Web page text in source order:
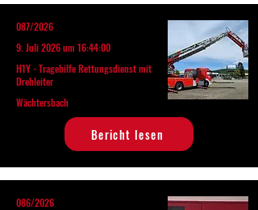
087/2026
9. Juli 2026 um 16:44:00
H1Y - Tragehilfe Rettungsdienst mit
Drehleiter
Wächtersbach
Bericht lesen
086/2026